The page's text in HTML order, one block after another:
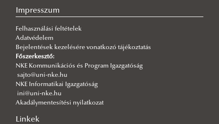
Fordulat jöhet: megszűnhet a hatóság előtti hazugság
2026/07/30
Q-s/D-s pályázati felhívás
2026/07/30
Új esély a továbbtanulásra: válaszd az NKE-t a pótfelvételin!
2026/07/29
A gyermek mindenek felett
2026/07/27
Hamarosan indul a jelentkezés az egyetemi pótfelvételire
Impresszum
Felhasználási feltételek
Adatvédelem
Bejelentések kezelésére vonatkozó tájékoztatás
Főszerkesztő:
NKE Kommunikációs és Program Igazgatóság
sajto@uni-nke.hu
NKE Informatikai Igazgatóság
ini@uni-nke.hu
Akadálymentesítési nyilatkozat
Linkek